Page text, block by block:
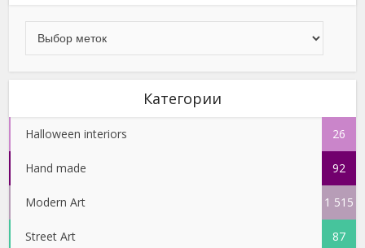
Категории
Halloween interiors 26
Hand made 92
Modern Art 1 515
Street Art 87